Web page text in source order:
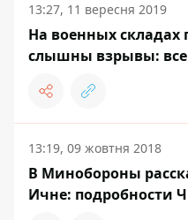
13:27, 11 вересня 2019
На военных
слышны взрывы: все
13:19, 09 жовтня 2018
В Минобороны
Ичне: подробности